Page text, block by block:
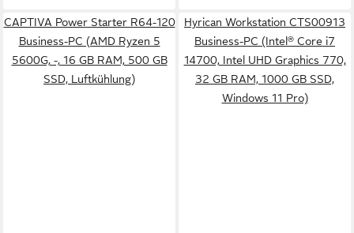
CAPTIVA Power Starter R64-120
Business-PC (AMD Ryzen 5
5600G, -, 16 GB RAM, 500 GB
SSD, Luftkühlung)
Hyrican Workstation CTS00913
Business-PC (Intel® Core i7
14700, Intel UHD Graphics 770,
32 GB RAM, 1000 GB SSD,
Windows 11 Pro)